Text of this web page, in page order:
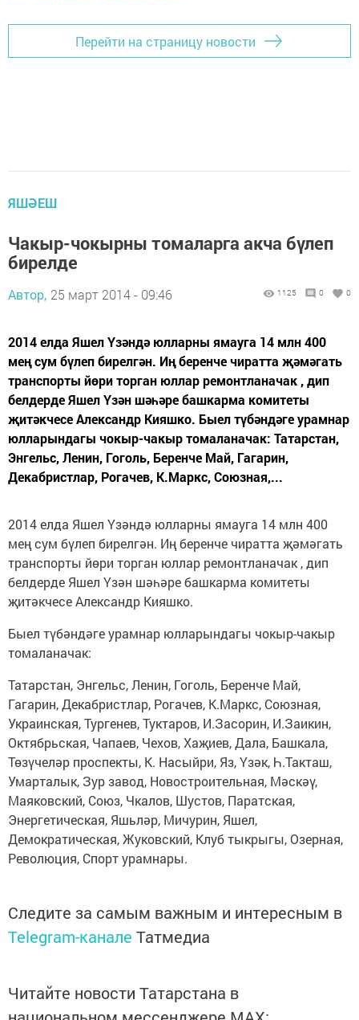
Перейти на страницу новости
ЯШӘЕШ
Чакыр-чокырны томаларга акча бүлеп
бирелде
Автор, 25 март 2014 - 09:46 1125 0 0
2014 елда Яшел Үзәндә юлларны ямауга 14 млн 400
мең сум бүлеп бирелгән. Иң беренче чиратта җәмәгать
транспорты йөри торган юллар ремонтланачак , дип
белдерде Яшел Үзән шәһәре башкарма комитеты
җитәкчесе Александр Кияшко. Быел түбәндәге урамнар
юлларындагы чокыр-чакыр томаланачак: Татарстан,
Энгельс, Ленин, Гоголь, Беренче Май, Гагарин,
Декабристлар, Рогачев, К.Маркс, Союзная,...
2014 елда Яшел Үзәндә юлларны ямауга 14 млн 400
мең сум бүлеп бирелгән. Иң беренче чиратта җәмәгать
транспорты йөри торган юллар ремонтланачак , дип
белдерде Яшел Үзән шәһәре башкарма комитеты
җитәкчесе Александр Кияшко.
Быел түбәндәге урамнар юлларындагы чокыр-чакыр
томаланачак:
Татарстан, Энгельс, Ленин, Гоголь, Беренче Май,
Гагарин, Декабристлар, Рогачев, К.Маркс, Союзная,
Украинская, Тургенев, Туктаров, И.Засорин, И.Заикин,
Октябрьская, Чапаев, Чехов, Хаҗиев, Дала, Башкала,
Төзүчеләр проспекты, К. Насыйри, Яз, Үзәк, Һ.Такташ,
Умарталык, Зур завод, Новостроительная, Мәскәү,
Маяковский, Союз, Чкалов, Шустов, Паратская,
Энергетическая, Яшьләр, Мичурин, Яшел,
Демократическая, Жуковский, Клуб тыкрыгы, Озерная,
Революция, Спорт урамнары.
Следите за самым важным и интересным в
Telegram-канале Татмедиа
Читайте новости Татарстана в